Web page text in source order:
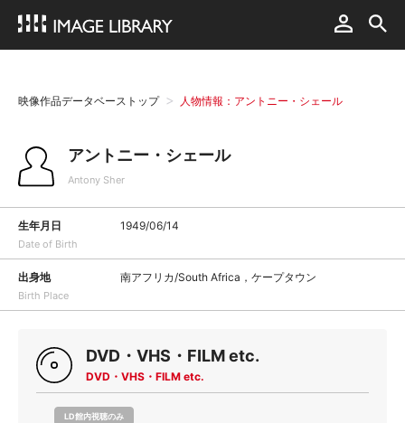
映像作品データベーストップ 人物情報：アントニー・シェール
アントニー・シェール
Antony Sher
生年月日
Date of Birth
1949/06/14
出身地
Birth Place
南アフリカ/South Africa，ケープタウン
DVD・VHS・FILM etc.
DVD・VHS・FILM etc.
LD館内視聴のみ